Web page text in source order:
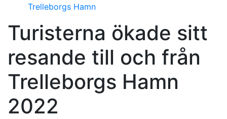
Trelleborgs Hamn
Turisterna ökade sitt
resande till och från
Trelleborgs Hamn
2022